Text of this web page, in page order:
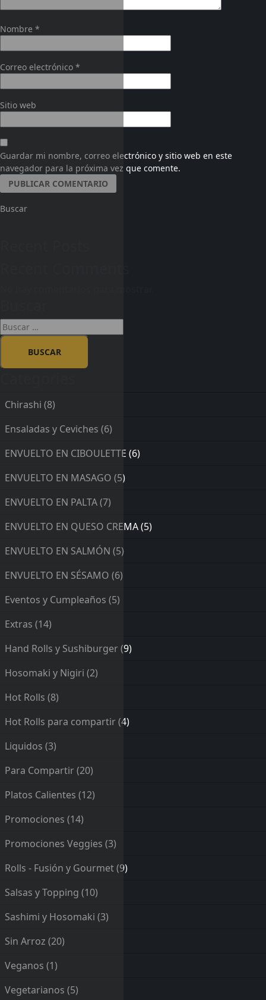
Nombre *
Correo electrónico *
Sitio web
Guardar mi nombre, correo electrónico y sitio web en este
navegador para la próxima vez que comente.
Buscar
Chirashi (8)
Ensaladas y Ceviches (6)
ENVUELTO EN CIBOULETTE (6)
ENVUELTO EN MASAGO (5)
ENVUELTO EN PALTA(7)
ENVUELTO EN QUESO CREMA(5)
ENVUELTO EN SALMÓN (5)
ENVUELTO EN SÉSAMO (6)
Eventos y Cumpleaños (5)
Extras (14)
Hand Rolls y Sushiburger(9)
Hosomaki y Nigiri (2)
Hot Rolls (8)
Hot Rolls para compartir(4)
Liquidos (3)
Para Compartir(20)
Platos Calientes (12)
Promociones (14)
Promociones Veggies (3)
Rolls - Fusión y Gourmet(9)
Salsas y Topping (10)
Sashimi y Hosomaki (3)
Sin Arroz (20)
Veganos (1)
Vegetarianos (5)